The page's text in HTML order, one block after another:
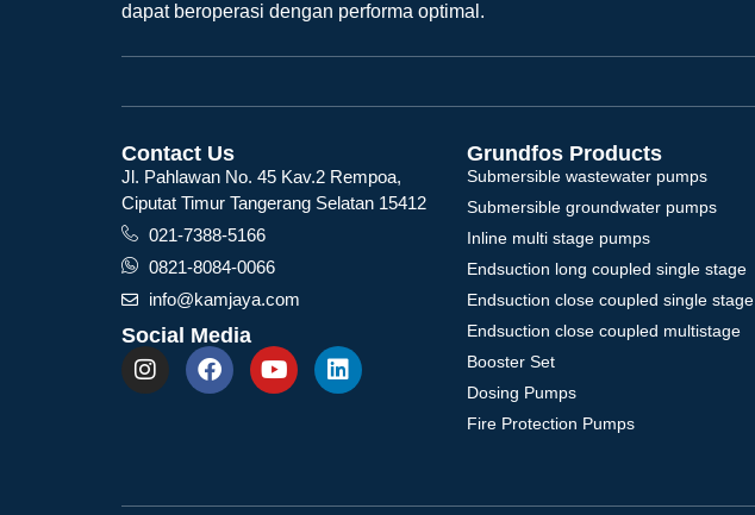
dapat beroperasi dengan performa optimal.
Contact Us
Jl. Pahlawan No. 45 Kav.2 Rempoa,
Ciputat Timur Tangerang Selatan 15412
021-7388-5166
0821-8084-0066
info@kamjaya.com
Social Media
Grundfos Products
Submersible wastewater pumps
Submersible groundwater pumps
Inline multi stage pumps
Endsuction long coupled single stage
Endsuction close coupled single stage
Endsuction close coupled multistage
Booster Set
Dosing Pumps
Fire Protection Pumps